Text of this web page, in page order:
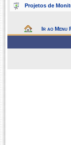
Projetos de
Ir ao Menu